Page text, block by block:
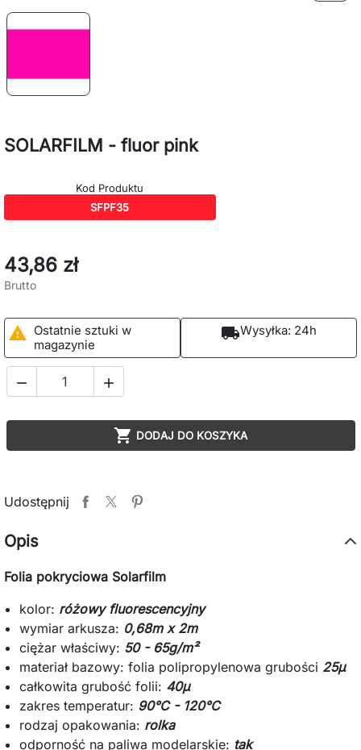
SOLARFILM - fluor pink
Kod Produktu
SFPF35
43,86 zł
Brutto

Ostatnie sztuki w
magazynie
local_shippingWysyłka: 24h
 
 DODAJ DO KOSZYKA
Udostępnij
Opis
Folia pokryciowa Solarfilm
kolor: różowy fluorescencyjny
wymiar arkusza: 0,68m x 2m
ciężar właściwy: 50 - 65g/m²
materiał bazowy: folia polipropylenowa grubości 25µ
całkowita grubość folii: 40µ
zakres temperatur: 90°C - 120°C
rodzaj opakowania: rolka
odporność na paliwa modelarskie: tak